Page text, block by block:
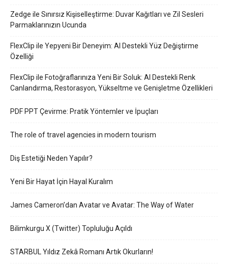
Zedge ile Sınırsız Kişiselleştirme: Duvar Kağıtları ve Zil Sesleri
Parmaklarınızın Ucunda
FlexClip ile Yepyeni Bir Deneyim: AI Destekli Yüz Değiştirme
Özelliği
FlexClip ile Fotoğraflarınıza Yeni Bir Soluk: AI Destekli Renk
Canlandırma, Restorasyon, Yükseltme ve Genişletme Özellikleri
PDF PPT Çevirme: Pratik Yöntemler ve İpuçları
The role of travel agencies in modern tourism
Diş Estetiği Neden Yapılır?
Yeni Bir Hayat İçin Hayal Kuralım
James Cameron’dan Avatar ve Avatar: The Way of Water
Bilimkurgu X (Twitter) Topluluğu Açıldı
STARBUL Yıldız Zekâ Romanı Artık Okurların!